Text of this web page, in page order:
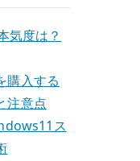
気度は？
購入する
注意点
ス